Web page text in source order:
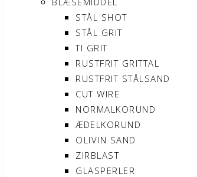
STÅL SHOT
STÅL GRIT
TI GRIT
RUSTFRIT GRITTAL
RUSTFRIT STÅLSAND
CUT WIRE
NORMALKORUND
ÆDELKORUND
OLIVIN SAND
ZIRBLAST
GLASPERLER